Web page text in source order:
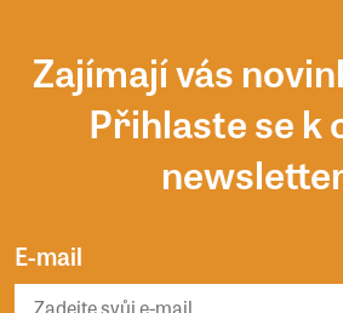
Zajímají vás
Přihlaste se k
E-mail